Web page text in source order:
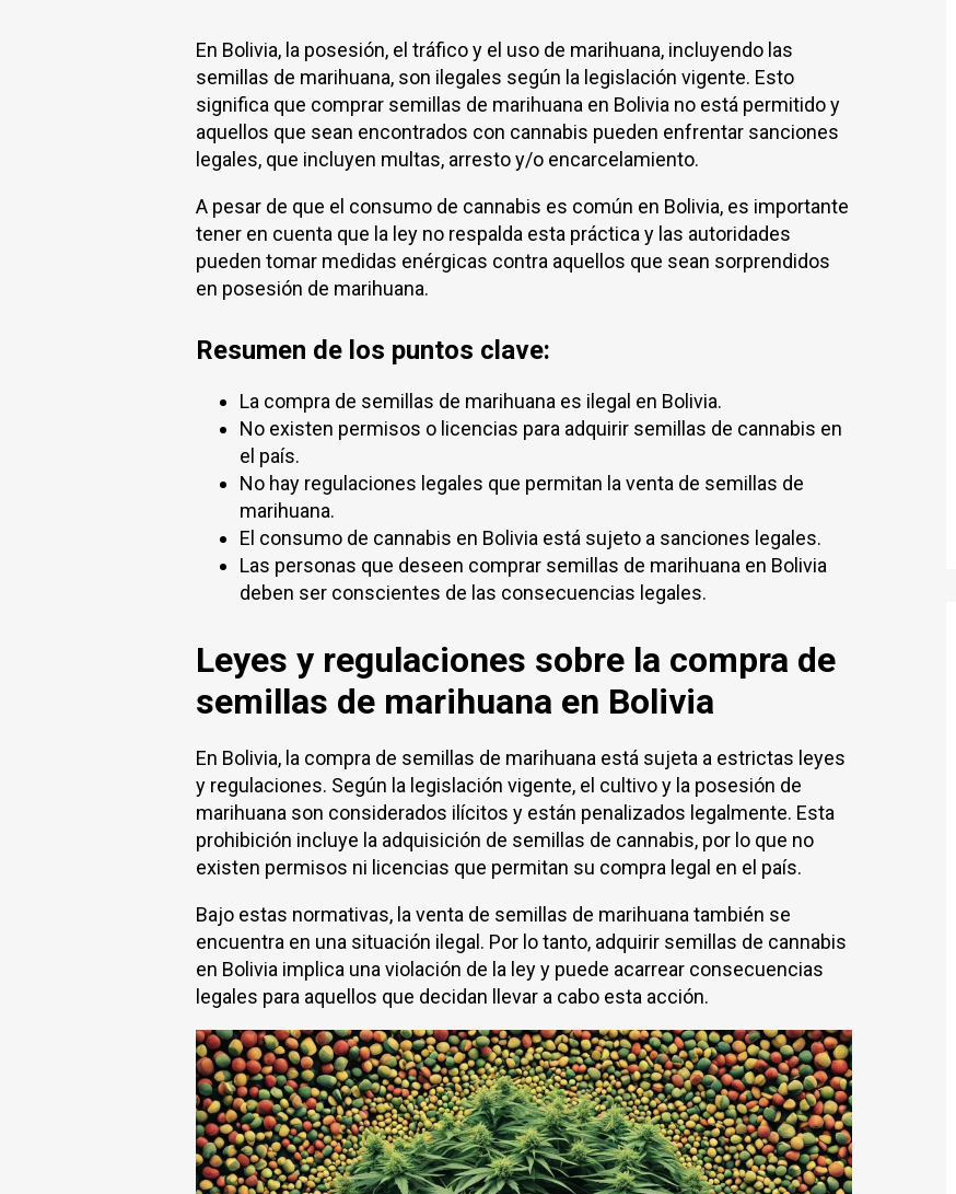
En Bolivia, la posesión, el tráfico y el uso de marihuana, incluyendo las
semillas de marihuana, son ilegales según la legislación vigente. Esto
significa que comprar semillas de marihuana en Bolivia no está permitido y
aquellos que sean encontrados con cannabis pueden enfrentar sanciones
legales, que incluyen multas, arresto y/o encarcelamiento.
A pesar de que el consumo de cannabis es común en Bolivia, es importante
tener en cuenta que la ley no respalda esta práctica y las autoridades
pueden tomar medidas enérgicas contra aquellos que sean sorprendidos
en posesión de marihuana.
Resumen de los puntos clave:
La compra de semillas de marihuana es ilegal en Bolivia.
No existen permisos o licencias para adquirir semillas de cannabis en
el país.
No hay regulaciones legales que permitan la venta de semillas de
marihuana.
El consumo de cannabis en Bolivia está sujeto a sanciones legales.
Las personas que deseen comprar semillas de marihuana en Bolivia
deben ser conscientes de las consecuencias legales.
Leyes y regulaciones sobre la compra de
semillas de marihuana en Bolivia
En Bolivia, la compra de semillas de marihuana está sujeta a estrictas leyes
y regulaciones. Según la legislación vigente, el cultivo y la posesión de
marihuana son considerados ilícitos y están penalizados legalmente. Esta
prohibición incluye la adquisición de semillas de cannabis, por lo que no
existen permisos ni licencias que permitan su compra legal en el país.
Bajo estas normativas, la venta de semillas de marihuana también se
encuentra en una situación ilegal. Por lo tanto, adquirir semillas de cannabis
en Bolivia implica una violación de la ley y puede acarrear consecuencias
legales para aquellos que decidan llevar a cabo esta acción.